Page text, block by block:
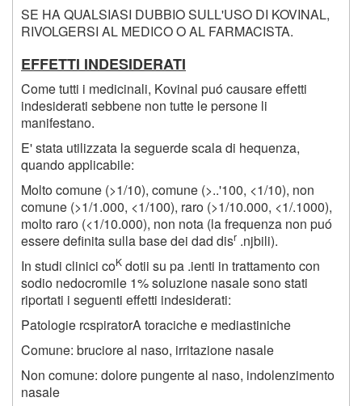
SE HA QUALSIASI DUBBIO SULL'USO DI KOVINAL,
RIVOLGERSI AL MEDICO O AL FARMACISTA.
EFFETTI INDESIDERATI
Come tutti i medicinali, Kovinal puó causare effetti
indesiderati sebbene non tutte le persone li
manifestano.
E' stata utilizzata la seguerde scala di hequenza,
quando applicabile:
Molto comune (>1/10), comune (>..'100, <1/10), non
comune (>1/1.000, <1/100), raro (>1/10.000, <1/.1000),
molto raro (<1/10.000), non nota (la frequenza non puó
essere definita sulla base dei dad disr .njbili).
In studi clinici coK dotii su pa .ienti in trattamento con
sodio nedocromile 1% soluzione nasale sono stati
riportati i seguenti effetti indesiderati:
Patologie rcspiratorA toraciche e mediastiniche
Comune: bruciore al naso, irritazione nasale
Non comune: dolore pungente al naso, indolenzimento
nasale